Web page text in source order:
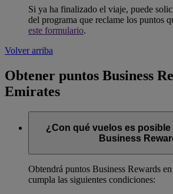
Si ya ha finalizado el viaje, puede
del programa que reclame los puntos
este formulario.
Volver arriba
Obtener puntos Business
Emirates
¿Con qué vuelos es
Business
Obtendrá puntos Business Rewards
cumpla las siguientes condiciones: